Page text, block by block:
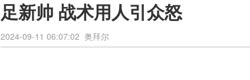
足新帅 战术用人引众怒
2024-09-11 06:07:02 奥拜尔